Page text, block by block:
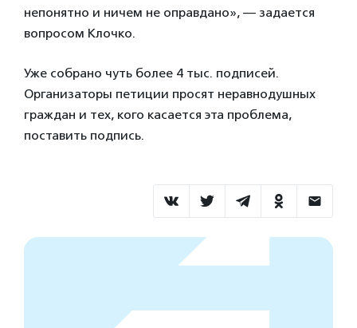
непонятно и ничем не оправдано», — задается
вопросом Клочко.
Уже собрано чуть более 4 тыс. подписей.
Организаторы петиции просят неравнодушных
граждан и тех, кого касается эта проблема,
поставить подпись.